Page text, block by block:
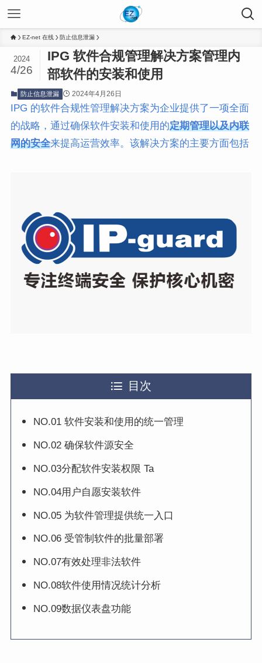
EZ-net 在线 防止信息泄漏
IPG 软件合规管理解决方案管理内
部软件的安装和使用
2024
4/26
防止信息泄漏 2024年4月26日
IPG 的软件合规性管理解决方案为企业提供了一项全面
的战略，通过确保软件安装和使用的定期管理以及内联
网的安全来提高运营效率。该解决方案的主要方面包括
目次
NO.01 软件安装和使用的统一管理
NO.02 确保软件源安全
NO.03分配软件安装权限 Ta
NO.04用户自愿安装软件
NO.05 为软件管理提供统一入口
NO.06 受管制软件的批量部署
NO.07有效处理非法软件
NO.08软件使用情况统计分析
NO.09数据仪表盘功能